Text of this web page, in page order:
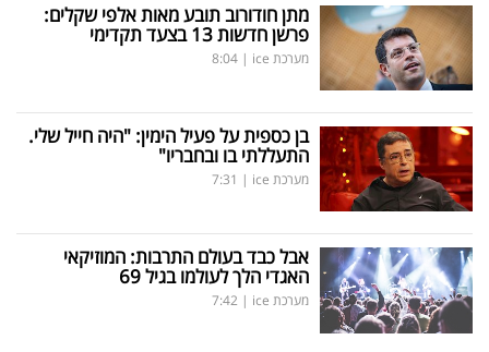
מתן חודורוב תובע מאות אלפי שקלים:
פרשן חדשות 13 בצעד תקדימי
מערכת ice |
8:04
בן כספית על פעיל הימין: "היה חייל שלי.
התעללתי בו ובחבריו"
מערכת ice |
7:31
אבל כבד בעולם התרבות: המוזיקאי
האגדי הלך לעולמו בגיל 69
מערכת ice |
7:42